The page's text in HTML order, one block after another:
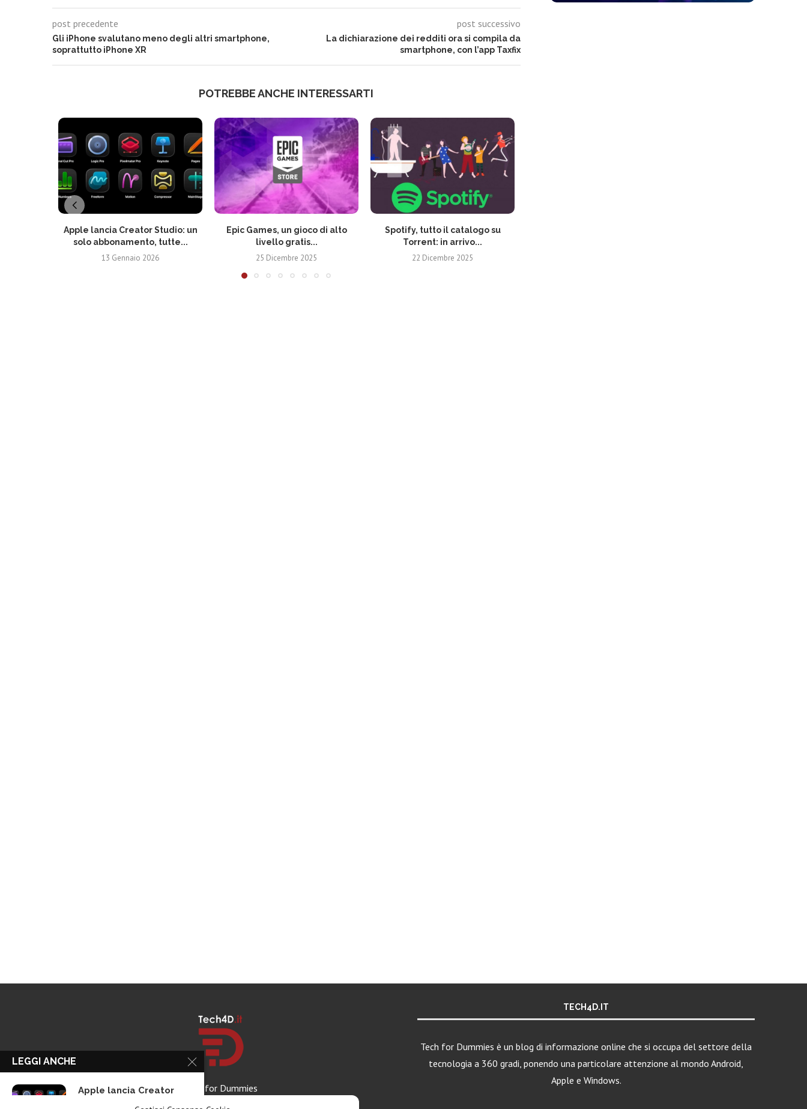
post precedente
Gli iPhone svalutano meno degli altri smartphone,
soprattutto iPhone XR
post successivo
La dichiarazione dei redditi ora si compila da
smartphone, con l’app Taxfix
POTREBBE ANCHE INTERESSARTI
Apple lancia Creator Studio: un
solo abbonamento, tutte...
13 Gennaio 2026
Epic Games, un gioco di alto
livello gratis...
25 Dicembre 2025
Spotify, tutto il catalogo su
Torrent: in arrivo...
22 Dicembre 2025
Tech for Dummies
TECH4D.IT
Tech for Dummies è un blog di informazione online che si occupa del settore della
tecnologia a 360 gradi, ponendo una particolare attenzione al mondo Android,
Apple e Windows.
LEGGI ANCHE
Apple lancia Creator